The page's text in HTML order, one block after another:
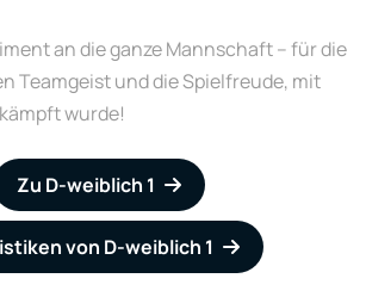
an die ganze Mannschaft – für die
Teamgeist und die Spielfreude, mit
wurde!
Zu D-weiblich 1
von D-weiblich 1